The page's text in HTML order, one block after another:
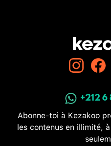
+212
Abonne-toi à Kezakoo
les contenus en illimité,